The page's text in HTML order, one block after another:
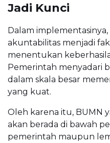
Jadi Kunci
Dalam
akuntabilitas menjadi
menentukan
Pemerintah menyadari
dalam skala besar
yang kuat.
Oleh karena itu, BUMN
akan berada di bawah
pemerintah maupun